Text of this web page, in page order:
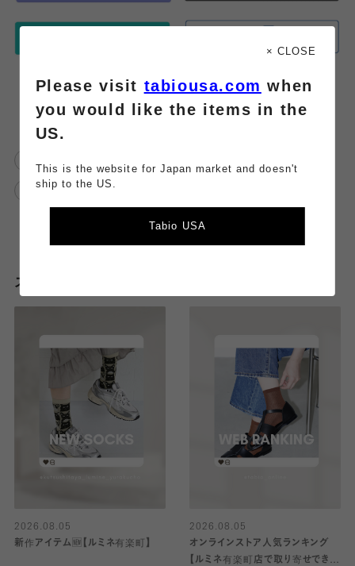
ルミネ有楽町
スタッフのその他のブログはこちら
2026.08.05
新作アイテム🆕【ルミネ有楽町】
2026.08.05
オンラインストア人気ランキング
【ルミネ有楽町店で取り寄せできま
× CLOSE
Please visit tabiousa.com when
you would like the items in the
US.
This is the website for Japan market and doesn't
ship to the US.
Tabio USA